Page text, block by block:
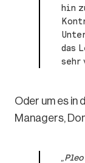
hin
das
Oder um es in
Managers,